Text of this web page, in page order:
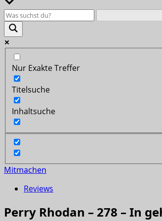
Nur Exakte Treffer
Titelsuche
Inhaltsuche
Mitmachen
Reviews
Perry Rhodan – 278 – In